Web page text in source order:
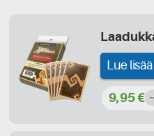
Lue lisää
9,95 €